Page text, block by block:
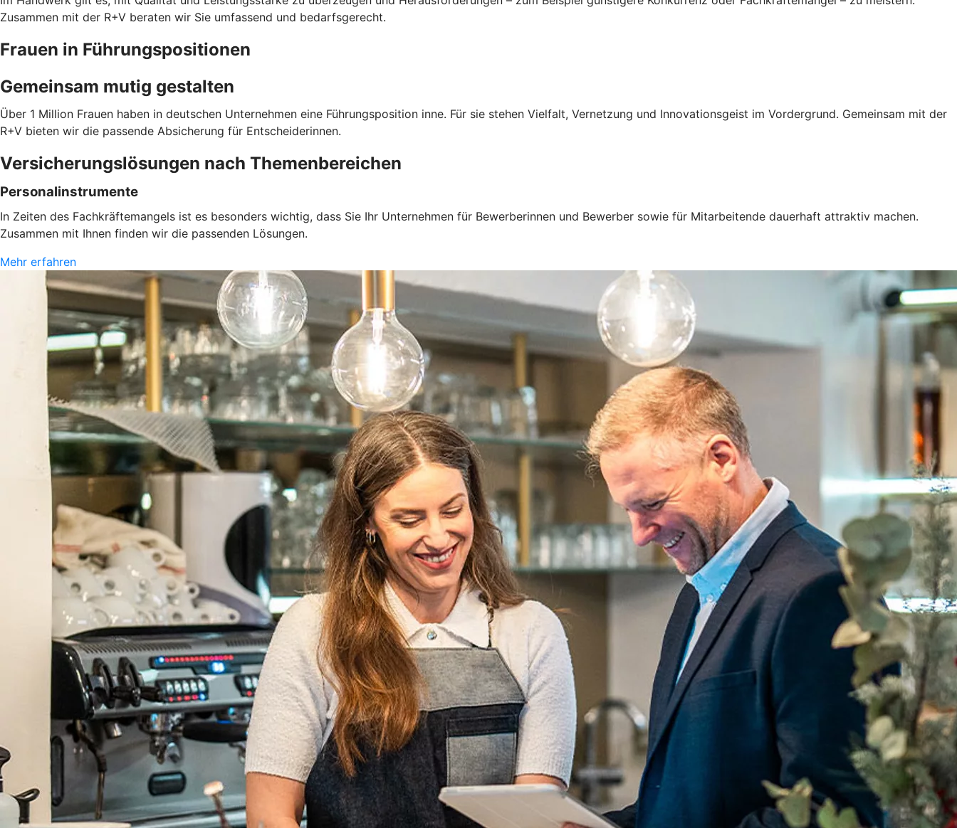
Zusammen mit der R+V beraten wir Sie umfassend und bedarfsgerecht.
Frauen in Führungspositionen
Gemeinsam mutig gestalten
Über 1 Million Frauen haben in deutschen Unternehmen eine Führungsposition inne. Für sie stehen Vielfalt, Vernetzung und Innovationsgeist im Vordergrund. Gemeinsam mit der
R+V bieten wir die passende Absicherung für Entscheiderinnen.
Versicherungslösungen nach Themenbereichen
Personalinstrumente
In Zeiten des Fachkräftemangels ist es besonders wichtig, dass Sie Ihr Unternehmen für Bewerberinnen und Bewerber sowie für Mitarbeitende dauerhaft attraktiv machen.
Zusammen mit Ihnen finden wir die passenden Lösungen.
Mehr erfahren